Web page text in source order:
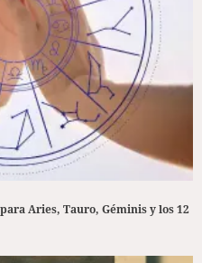
Aries, Tauro, Géminis y los 12